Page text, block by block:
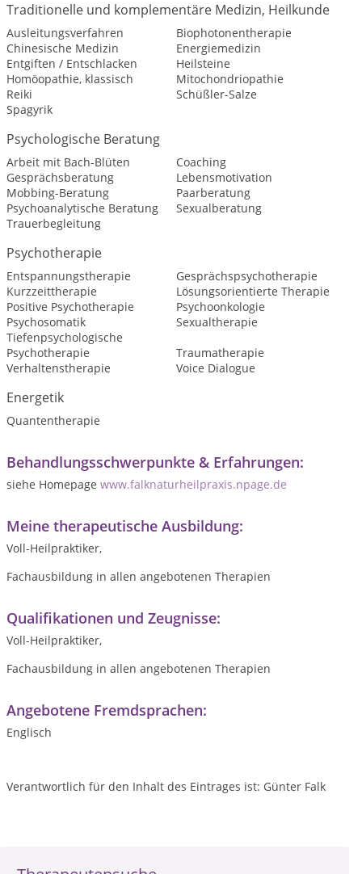
Traditionelle und komplementäre Medizin, Heilkunde
Ausleitungsverfahren
Biophotonentherapie
Chinesische Medizin
Energiemedizin
Entgiften / Entschlacken
Heilsteine
Homöopathie, klassisch
Mitochondriopathie
Reiki
Schüßler-Salze
Spagyrik
Psychologische Beratung
Arbeit mit Bach-Blüten
Coaching
Gesprächsberatung
Lebensmotivation
Mobbing-Beratung
Paarberatung
Psychoanalytische Beratung
Sexualberatung
Trauerbegleitung
Psychotherapie
Entspannungstherapie
Gesprächspsychotherapie
Kurzzeittherapie
Lösungsorientierte Therapie
Positive Psychotherapie
Psychoonkologie
Psychosomatik
Sexualtherapie
Tiefenpsychologische
Psychotherapie
Traumatherapie
Verhaltenstherapie
Voice Dialogue
Energetik
Quantentherapie
Behandlungsschwerpunkte & Erfahrungen:
siehe Homepage www.falknaturheilpraxis.npage.de
Meine therapeutische Ausbildung:
Voll-Heilpraktiker,
Fachausbildung in allen angebotenen Therapien
Qualifikationen und Zeugnisse:
Voll-Heilpraktiker,
Fachausbildung in allen angebotenen Therapien
Angebotene Fremdsprachen:
Englisch
Verantwortlich für den Inhalt des Eintrages ist: Günter Falk